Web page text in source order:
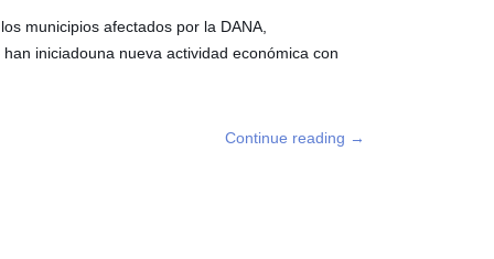
municipios afectados por la DANA,
iniciadouna nueva actividad económica con
Continue reading →